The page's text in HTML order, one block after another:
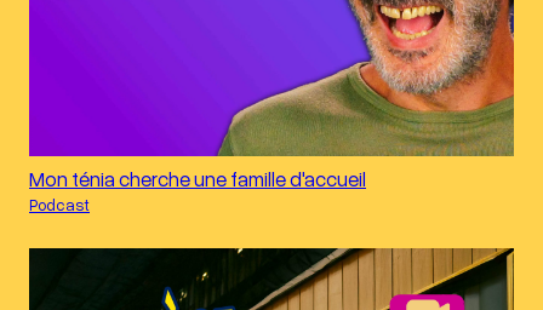
Mon ténia cherche une famille d'accueil
Podcast